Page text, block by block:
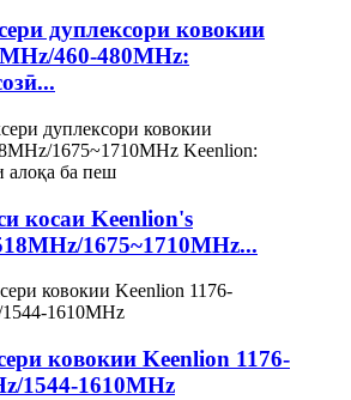
дуплексори ковокии
460-480MHz:
косаи Keenlion's
1675~1710MHz...
ковокии Keenlion 1176-
1544-1610MHz